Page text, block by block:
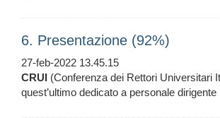
6. Presentazione (92%)
27-feb-2022 13.45.15
CRUI (Conferenza dei Rettori Universitari
quest’ultimo dedicato a personale dirigente